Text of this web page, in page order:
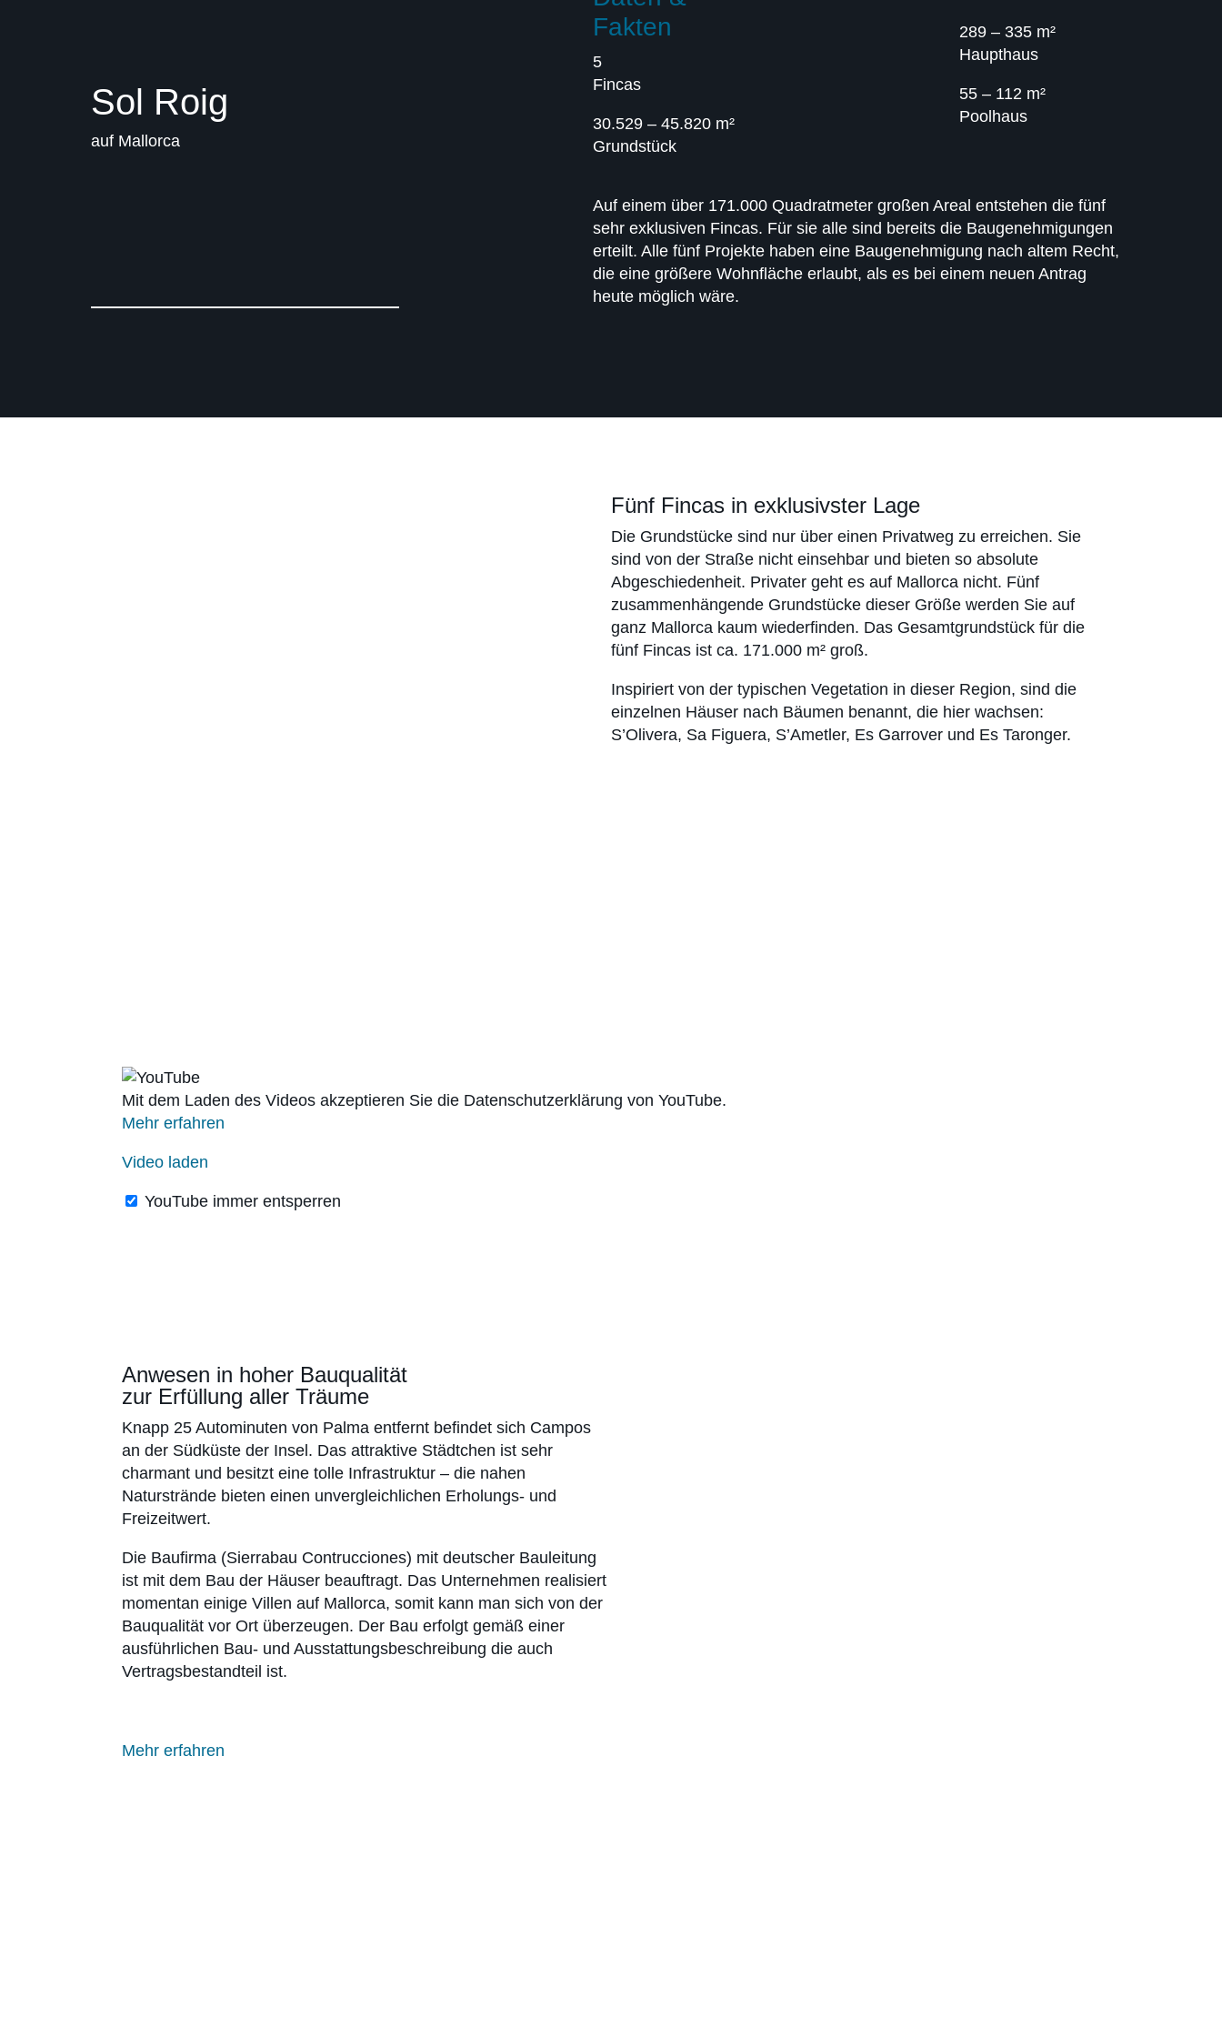
Sol Roig
auf Mallorca
Fakten
5
Fincas
30.529 – 45.820 m²
Grundstück
289 – 335 m²
Haupthaus
55 – 112 m²
Poolhaus
Auf einem über 171.000 Quadratmeter großen Areal entstehen die fünf
sehr exklusiven Fincas. Für sie alle sind bereits die Baugenehmigungen
erteilt. Alle fünf Projekte haben eine Baugenehmigung nach altem Recht,
die eine größere Wohnfläche erlaubt, als es bei einem neuen Antrag
heute möglich wäre.
Fünf Fincas in exklusivster Lage
Die Grundstücke sind nur über einen Privatweg zu erreichen. Sie
sind von der Straße nicht einsehbar und bieten so absolute
Abgeschieden­heit. Privater geht es auf Mallorca nicht. Fünf
zusammen­hängende Grundstücke dieser Größe werden Sie auf
ganz Mallorca kaum wiederfinden. Das Gesamt­grundstück für die
fünf Fincas ist ca. 171.000 m² groß.
Inspiriert von der typischen Vegetation in dieser Region, sind die
einzelnen Häuser nach Bäumen benannt, die hier wachsen:
S’Olivera, Sa Figuera, S’Ametler, Es Garrover und Es Taronger.
Mit dem Laden des Videos akzeptieren Sie die Datenschutzerklärung von YouTube.
Mehr erfahren
Video laden
YouTube immer entsperren
Anwesen in hoher Bauqualität
zur Erfüllung aller Träume
Knapp 25 Autominuten von Palma entfernt befindet sich Campos
an der Südküste der Insel. Das attraktive Städtchen ist sehr
charmant und besitzt eine tolle Infrastruktur – die nahen
Naturstrände bieten einen unvergleichlichen Erholungs- und
Freizeitwert.
Die Baufirma (Sierrabau Contrucciones) mit deutscher Bauleitung
ist mit dem Bau der Häuser beauftragt. Das Unternehmen realisiert
momentan einige Villen auf Mallorca, somit kann man sich von der
Bauqualität vor Ort überzeugen. Der Bau erfolgt gemäß einer
ausführlichen Bau- und Ausstattungsbeschreibung die auch
Vertragsbestandteil ist.
Mehr erfahren